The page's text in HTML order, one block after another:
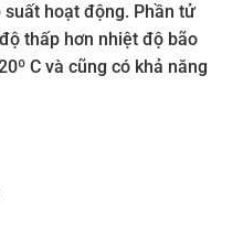
hoạt động. Phần tử
thấp hơn nhiệt độ bão
C và cũng có khả năng